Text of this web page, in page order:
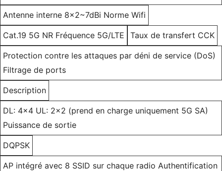
Antenne interne 8x2~7dBi Norme Wifi
Cat.19 5G NR Fréquence 5G/LTE Taux de transfert CCK
Protection contre les attaques par déni de service (DoS)
Filtrage de ports
Description
DL: 4x4 UL: 2x2 (prend en charge uniquement 5G SA)
Puissance de sortie
DQPSK
AP intégré avec 8 SSID sur chaque radio Authentification